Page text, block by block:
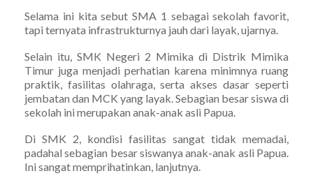
Selama ini kita sebut SMA 1 sebagai sekolah favorit,
tapi ternyata infrastrukturnya jauh dari layak, ujarnya.
Selain itu, SMK Negeri 2 Mimika di Distrik Mimika
Timur juga menjadi perhatian karena minimnya ruang
praktik, fasilitas olahraga, serta akses dasar seperti
jembatan dan MCK yang layak. Sebagian besar siswa di
sekolah ini merupakan anak-anak asli Papua.
Di SMK 2, kondisi fasilitas sangat tidak memadai,
padahal sebagian besar siswanya anak-anak asli Papua.
Ini sangat memprihatinkan, lanjutnya.